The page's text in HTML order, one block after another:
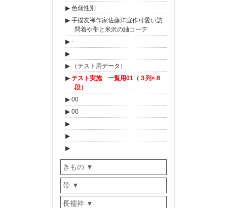
色個性別
手描友禅作家佐藤洋宜作可愛い訪
問着や帯と米沢の紬コーデ
-
-
（テスト用データ）
テスト実施 一覧用01（３列×８
段）
00
00
きもの
帯
長襦袢